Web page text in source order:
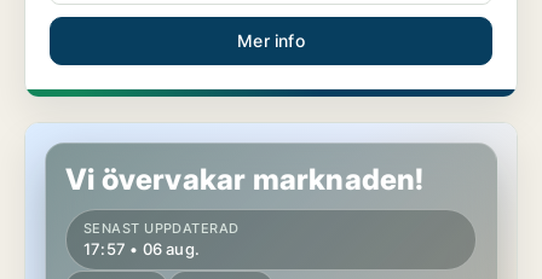
Mer info
Lokaler i Katsdorf, Oberösterreich
Vi övervakar marknaden!
SENAST UPPDATERAD
17:57 • 06 aug.